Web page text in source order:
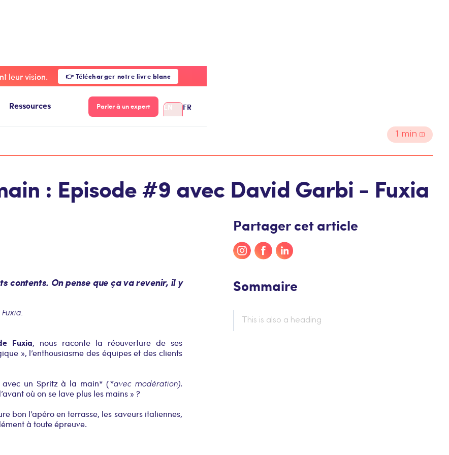
leur vision. 👉 Télécharger notre livre blanc
Ressources Parler à un expert EN FR
demain : Episode #9 avec David Garbi - Fuxia
1 min
: Episode #9 avec David Garbi - Fuxia
Partager cet article
contents. On pense que ça va revenir, il y
Fuxia, nous raconte la réouverture de ses
», l’enthousiasme des équipes et des clients
avec un Spritz à la main* (*avec modération).
où on se lave plus les mains » ?
bon l’apéro en terrasse, les saveurs italiennes,
à toute épreuve.
Sommaire
This is also a heading